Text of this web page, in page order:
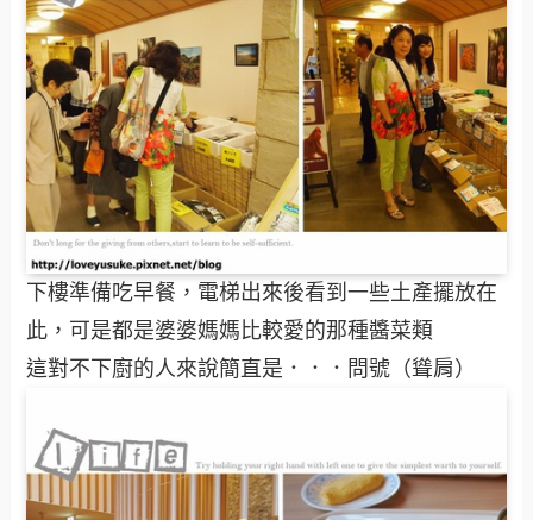
下樓準備吃早餐，電梯出來後看到一些土產擺放在
此，可是都是婆婆媽媽比較愛的那種醬菜類
這對不下廚的人來說簡直是．．．問號（聳肩）